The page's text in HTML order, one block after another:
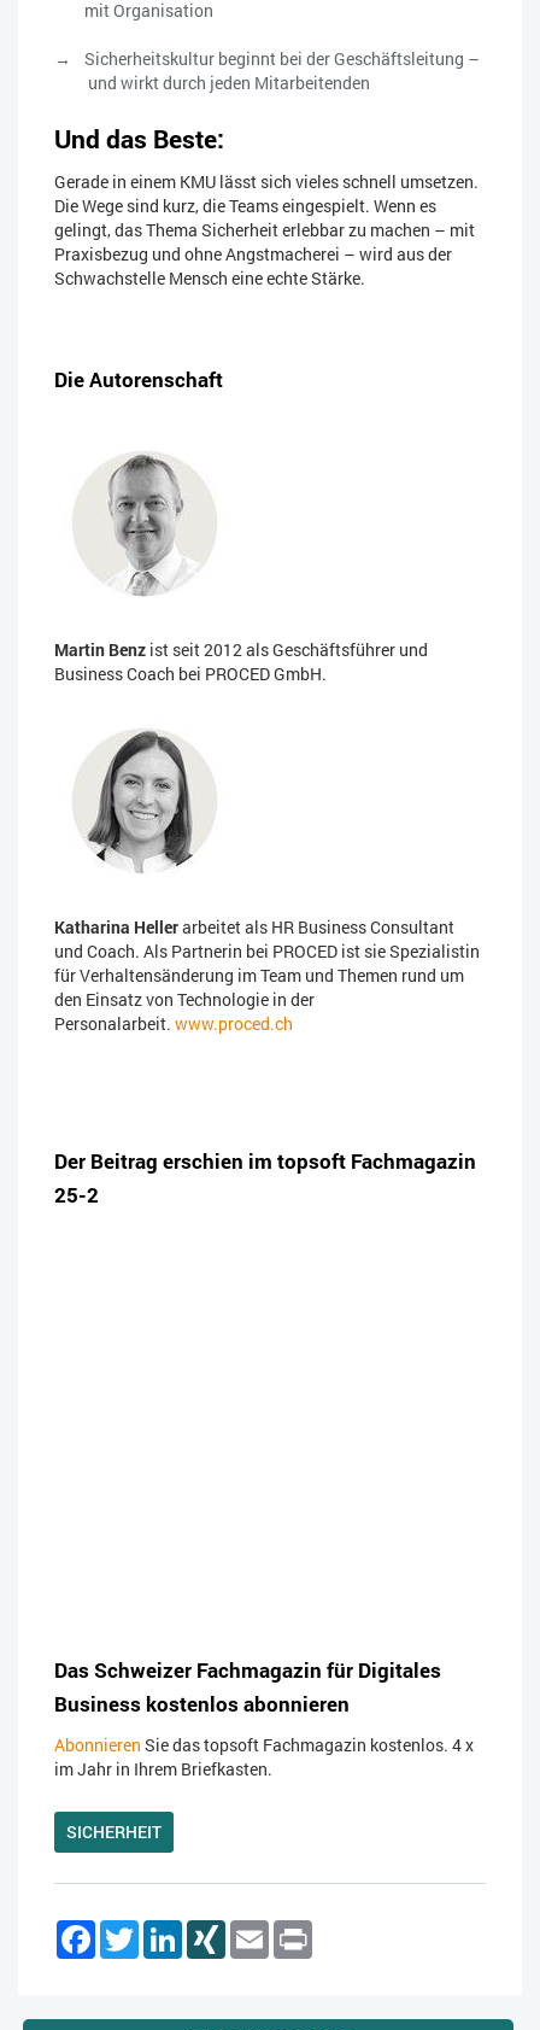
mit Organisation
Sicherheitskultur beginnt bei der Geschäftsleitung –
und wirkt durch jeden Mitarbeitenden
Und das Beste:
Gerade in einem KMU lässt sich vieles schnell umsetzen.
Die Wege sind kurz, die Teams eingespielt. Wenn es
gelingt, das Thema Sicherheit erlebbar zu machen – mit
Praxisbezug und ohne Angstmacherei – wird aus der
Schwachstelle Mensch eine echte Stärke.
Die Autorenschaft
Martin Benz ist seit 2012 als Geschäftsführer und
Business Coach bei PROCED GmbH.
Katharina Hellerarbeitet als HR Business Consultant
und Coach. Als Partnerin bei PROCED ist sie Spezialistin
für Verhaltensänderung im Team und Themen rund um
den Einsatz von Technologie in der
Personalarbeit. www.proced.ch
Der Beitrag erschien im topsoft Fachmagazin
25-2
Das Schweizer Fachmagazin für Digitales
Business kostenlos abonnieren
Abonnieren Sie das topsoft Fachmagazin kostenlos. 4 x
im Jahr in Ihrem Briefkasten.
SICHERHEIT
Facebook
TwitterLinkedInXING Email